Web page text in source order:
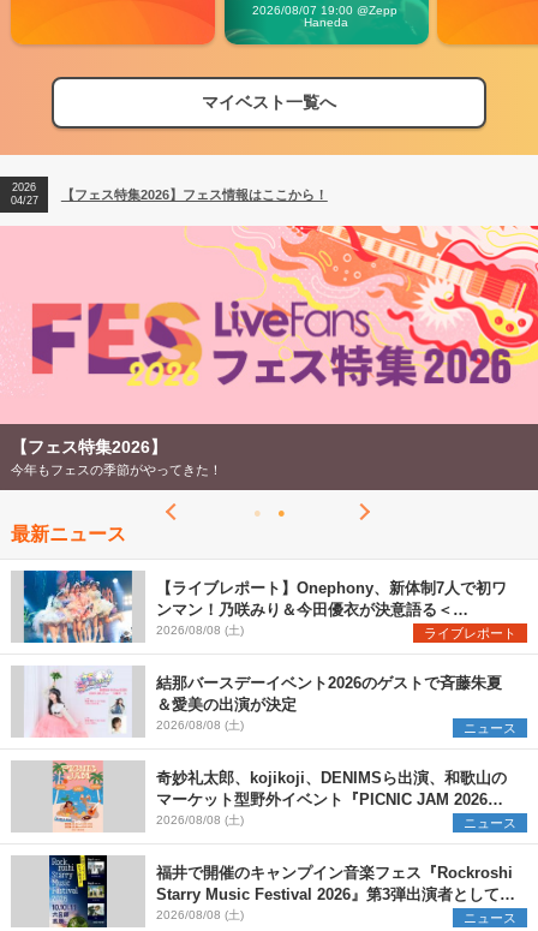
Carnival」
2026/08/07 19:00 @Zepp
Haneda
マイベスト一覧へ
【フェス特集2026】フェス情報はここから！
【ライブ動員ランキング】2026年上半期編発表！
2026
04/27
【フェス特集2026】フェス情報はここから！
2026
【ライブ動員ランキング】2026年上半期編発表！
【フェス特集2026】
今年もフェスの季節がやってきた！
最新ニュース
【ライブレポート】Onephony、新体制7人で初ワ
ンマン！乃咲みり＆今田優衣が決意語る＜
Onephony新体制1st Oneman Live はじまりの夏
＞
2026/08/08 (土) ライブレポート
結那バースデーイベント2026のゲストで斉藤朱夏
＆愛美の出演が決定
2026/08/08 (土) ニュース
奇妙礼太郎、kojikoji、DENIMSら出演、和歌山の
マーケット型野外イベント『PICNIC JAM 2026』
早割チケット発売開始
2026/08/08 (土) ニュース
福井で開催のキャンプイン音楽フェス『Rockroshi
Starry Music Festival 2026』第3弾出演者として
SCOOBIE DO、かりゆし58、Reiを発表
2026/08/08 (土) ニュース